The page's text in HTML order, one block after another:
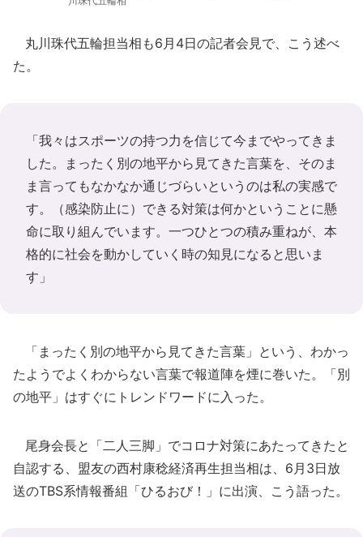
丸川珠代五輪担当相も6月4日の記者会見で、こう述べ
た。
「我々はスポーツの持つ力を信じて今までやってきま
した。まったく別の地平から見てきた言葉を、そのま
ま言ってもなかなか通じづらいというのは私の実感で
す。（感染防止に）できる対策は何かということに懸
命に取り組んでいます。一つひとつの積み重ねが、本
格的に社会を動かしていく時の知見になると思いま
す」
「まったく別の地平から見てきた言葉」という、わかっ
たようでよくわからない言葉で報道陣を煙に巻いた。「別
の地平」はすぐにトレンドワードに入った。
尾身会長と「二人三脚」でコロナ対策にあたってきたと
自認する、盟友の西村康稔経済再生担当相は、6月3日放
送のTBS系情報番組「ひるおび！」に出演、こう語った。